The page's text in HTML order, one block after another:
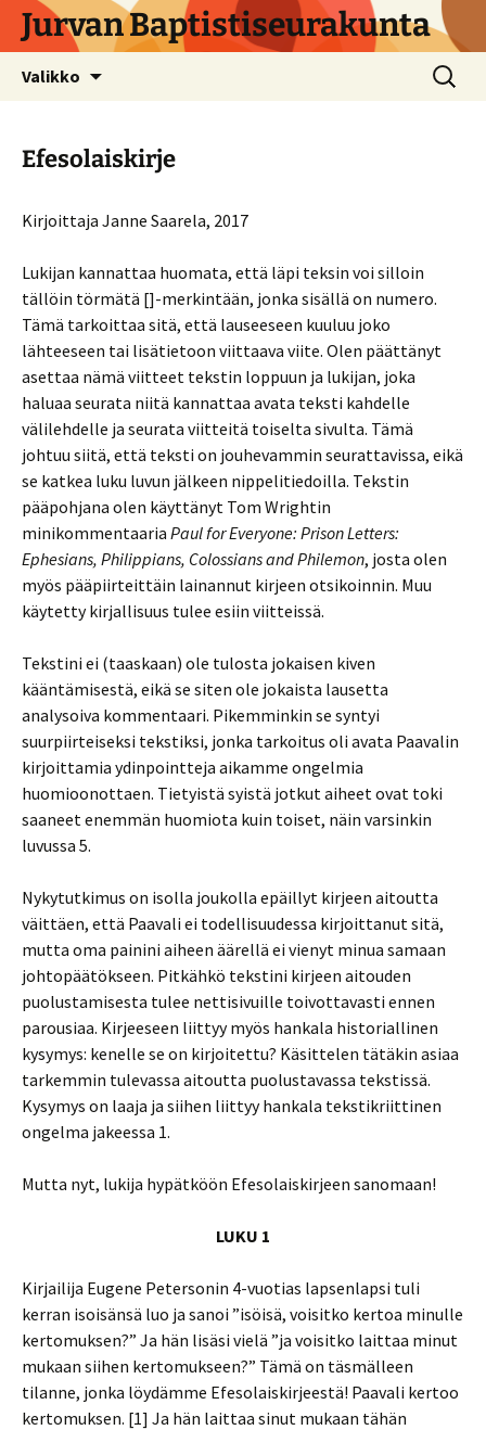
Siirry
sisältöön
Jurvan Baptistiseurakunta
Valikko Haku:
Efesolaiskirje
Kirjoittaja Janne Saarela, 2017
Lukijan kannattaa huomata, että läpi teksin voi silloin
tällöin törmätä []-merkintään, jonka sisällä on numero.
Tämä tarkoittaa sitä, että lauseeseen kuuluu joko
lähteeseen tai lisätietoon viittaava viite. Olen päättänyt
asettaa nämä viitteet tekstin loppuun ja lukijan, joka
haluaa seurata niitä kannattaa avata teksti kahdelle
välilehdelle ja seurata viitteitä toiselta sivulta. Tämä
johtuu siitä, että teksti on jouhevammin seurattavissa, eikä
se katkea luku luvun jälkeen nippelitiedoilla. Tekstin
pääpohjana olen käyttänyt Tom Wrightin
minikommentaaria Paul for Everyone: Prison Letters:
Ephesians, Philippians, Colossians and Philemon, josta olen
myös pääpiirteittäin lainannut kirjeen otsikoinnin. Muu
käytetty kirjallisuus tulee esiin viitteissä.
Tekstini ei (taaskaan) ole tulosta jokaisen kiven
kääntämisestä, eikä se siten ole jokaista lausetta
analysoiva kommentaari. Pikemminkin se syntyi
suurpiirteiseksi tekstiksi, jonka tarkoitus oli avata Paavalin
kirjoittamia ydinpointteja aikamme ongelmia
huomioonottaen. Tietyistä syistä jotkut aiheet ovat toki
saaneet enemmän huomiota kuin toiset, näin varsinkin
luvussa 5.
Nykytutkimus on isolla joukolla epäillyt kirjeen aitoutta
väittäen, että Paavali ei todellisuudessa kirjoittanut sitä,
mutta oma painini aiheen äärellä ei vienyt minua samaan
johtopäätökseen. Pitkähkö tekstini kirjeen aitouden
puolustamisesta tulee nettisivuille toivottavasti ennen
parousiaa. Kirjeeseen liittyy myös hankala historiallinen
kysymys: kenelle se on kirjoitettu? Käsittelen tätäkin asiaa
tarkemmin tulevassa aitoutta puolustavassa tekstissä.
Kysymys on laaja ja siihen liittyy hankala tekstikriittinen
ongelma jakeessa 1.
Mutta nyt, lukija hypätköön Efesolaiskirjeen sanomaan!
LUKU 1
Kirjailija Eugene Petersonin 4-vuotias lapsenlapsi tuli
kerran isoisänsä luo ja sanoi ”isöisä, voisitko kertoa minulle
kertomuksen?” Ja hän lisäsi vielä ”ja voisitko laittaa minut
mukaan siihen kertomukseen?” Tämä on täsmälleen
tilanne, jonka löydämme Efesolaiskirjeestä! Paavali kertoo
kertomuksen. [1] Ja hän laittaa sinut mukaan tähän